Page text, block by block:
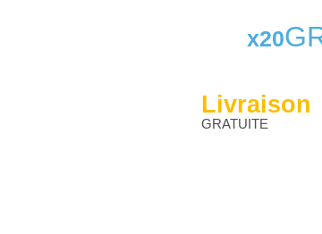
x20
Livraison
GRATUITE